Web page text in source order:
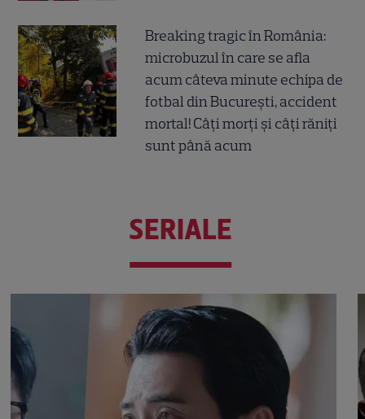
Breaking tragic în România:
microbuzul în care se afla
acum câteva minute echipa de
fotbal din București, accident
mortal! Câți morți și câți răniți
sunt până acum
SERIALE